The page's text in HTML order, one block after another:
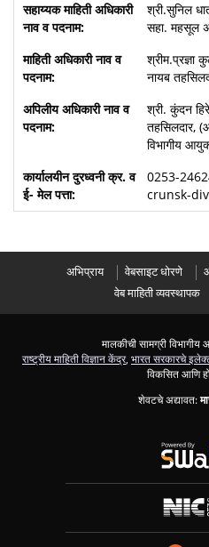
श्री.सुनिल
सहा. महसूल
श्रीम.प्रज्ञा
नायब
श्री. कुंदन हिरे
तहसिलदार,
विभागीय
0253-
crunsk-
अभिप्राय वेबसाइट धोरणे
वेब माहिती व्यवस्थापक
मालकीची सामग्री
राष्ट्रीय माहिती विज्ञान केंद्र, भारत सरकारचे
विकसित आणि
शेवटचे अद्यावत: